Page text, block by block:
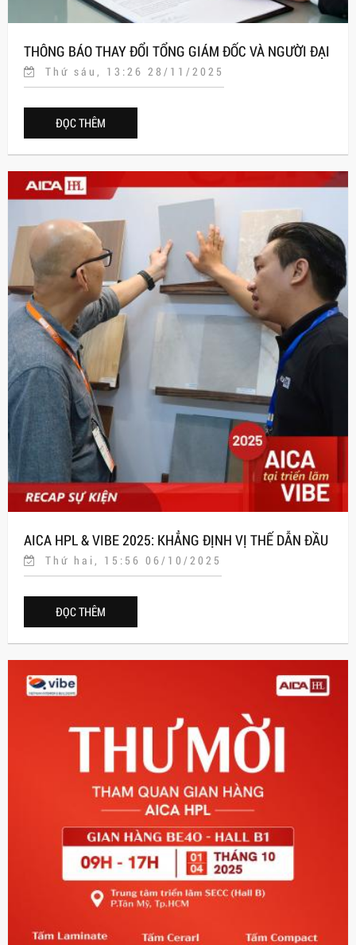
THÔNG BÁO THAY ĐỔI TỔNG GIÁM ĐỐC VÀ NGƯỜI ĐẠI
DIỆN THEO PHÁP LUẬT
Thứ sáu, 13:26 28/11/2025
ĐỌC THÊM
AICA HPL & VIBE 2025: KHẲNG ĐỊNH VỊ THẾ DẪN ĐẦU
VỚI GIẢI PHÁP VẬT LIỆU NHẬT BẢN
Thứ hai, 15:56 06/10/2025
ĐỌC THÊM